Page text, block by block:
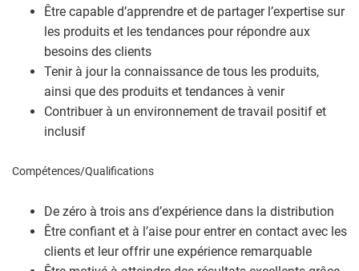
Être capable d’apprendre et de partager l’expertise sur
les produits et les tendances pour répondre aux
besoins des clients
Tenir à jour la connaissance de tous les produits,
ainsi que des produits et tendances à venir
Contribuer à un environnement de travail positif et
inclusif
Compétences/Qualifications
De zéro à trois ans d’expérience dans la distribution
Être confiant et à l’aise pour entrer en contact avec les
clients et leur offrir une expérience remarquable